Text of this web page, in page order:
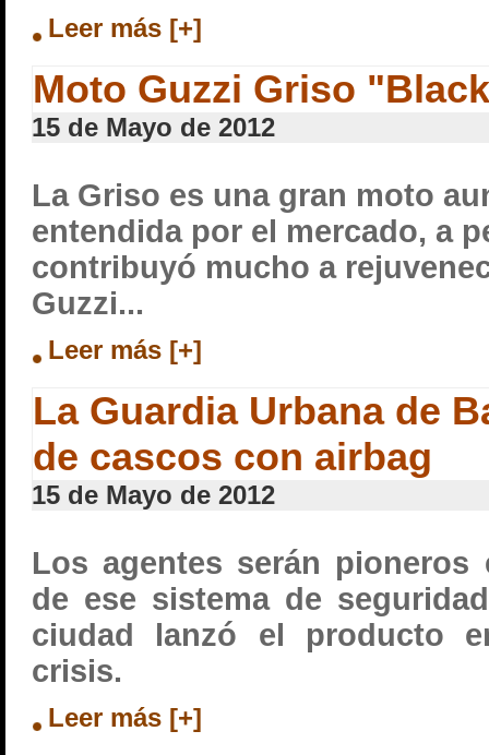
Leer más [+]
Moto Guzzi Griso
15 de Mayo de 2012
La Griso es una gran moto
entendida por el mercado, a
contribuyó mucho a
Guzzi...
Leer más [+]
La Guardia Urbana de
de cascos con airbag
15 de Mayo de 2012
Los agentes serán
de ese sistema de
ciudad lanzó el producto
crisis.
Leer más [+]